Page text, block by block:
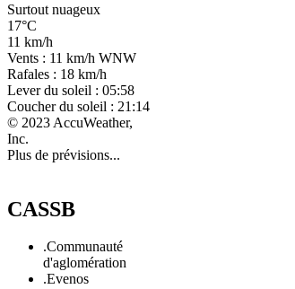
Surtout nuageux
17°C
11 km/h
Vents : 11 km/h WNW
Rafales : 18 km/h
Lever du soleil : 05:58
Coucher du soleil : 21:14
© 2023 AccuWeather,
Inc.
Plus de prévisions...
CASSB
.Communauté
d'aglomération
.Evenos